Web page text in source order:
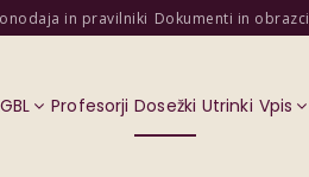
in pravilniki Dokumenti in obrazci
Profesorji Dosežki Utrinki Vpis